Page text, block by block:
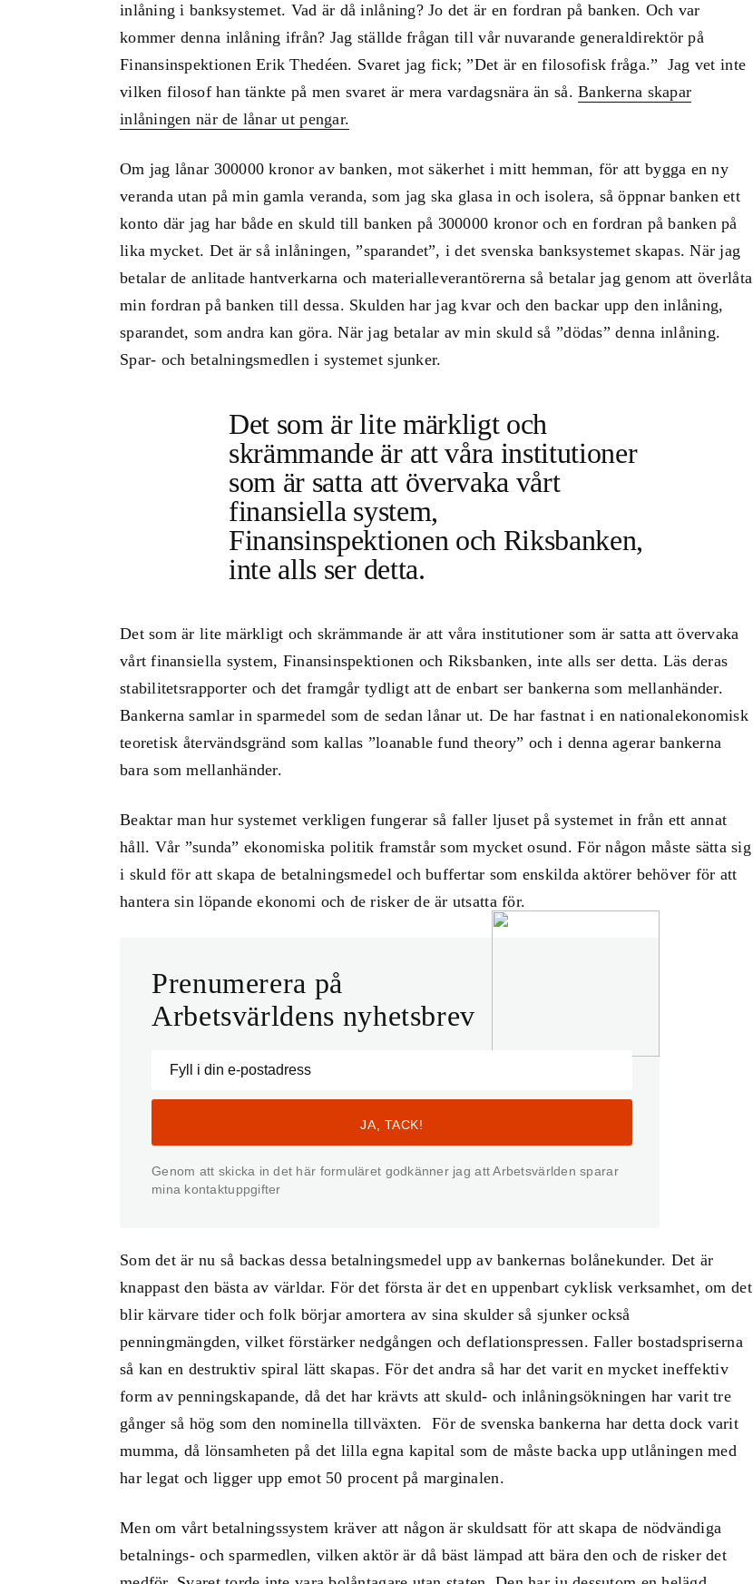
inlåning i banksystemet. Vad är då inlåning? Jo det är en fordran på banken. Och var
kommer denna inlåning ifrån? Jag ställde frågan till vår nuvarande generaldirektör på
Finansinspektionen Erik Thedéen. Svaret jag fick; ”Det är en filosofisk fråga.” Jag vet inte
vilken filosof han tänkte på men svaret är mera vardagsnära än så.Bankerna skapar
inlåningen när de lånar ut pengar.
Om jag lånar 300000 kronor av banken, mot säkerhet i mitt hemman, för att bygga en ny
veranda utan på min gamla veranda, som jag ska glasa in och isolera, så öppnar banken ett
konto där jag har både en skuld till banken på 300000 kronor och en fordran på banken på
lika mycket. Det är så inlåningen, ”sparandet”, i det svenska banksystemet skapas. När jag
betalar de anlitade hantverkarna och materialleverantörerna så betalar jag genom att överlåta
min fordran på banken till dessa. Skulden har jag kvar och den backar upp den inlåning,
sparandet, som andra kan göra. När jag betalar av min skuld så ”dödas” denna inlåning.
Spar- och betalningsmedlen i systemet sjunker.
Det som är lite märkligt och
skrämmande är att våra institutioner
som är satta att övervaka vårt
finansiella system,
Finansinspektionen och Riksbanken,
inte alls ser detta.
Det som är lite märkligt och skrämmande är att våra institutioner som är satta att övervaka
vårt finansiella system, Finansinspektionen och Riksbanken, inte alls ser detta. Läs deras
stabilitetsrapporter och det framgår tydligt att de enbart ser bankerna som mellanhänder.
Bankerna samlar in sparmedel som de sedan lånar ut. De har fastnat i en nationalekonomisk
teoretisk återvändsgränd som kallas ”loanable fund theory” och i denna agerar bankerna
bara som mellanhänder.
Beaktar man hur systemet verkligen fungerar så faller ljuset på systemet in från ett annat
håll. Vår ”sunda” ekonomiska politik framstår som mycket osund. För någon måste sätta sig
i skuld för att skapa de betalningsmedel och buffertar som enskilda aktörer behöver för att
hantera sin löpande ekonomi och de risker de är utsatta för.
Prenumerera på
Arbetsvärldens nyhetsbrev
Genom att skicka in det här formuläret godkänner jag att Arbetsvärlden sparar
mina kontaktuppgifter
Som det är nu så backas dessa betalningsmedel upp av bankernas bolånekunder. Det är
knappast den bästa av världar. För det första är det en uppenbart cyklisk verksamhet, om det
blir kärvare tider och folk börjar amortera av sina skulder så sjunker också
penningmängden, vilket förstärker nedgången och deflationspressen. Faller bostadspriserna
så kan en destruktiv spiral lätt skapas. För det andra så har det varit en mycket ineffektiv
form av penningskapande, då det har krävts att skuld- och inlåningsökningen har varit tre
gånger så hög som den nominella tillväxten. För de svenska bankerna har detta dock varit
mumma, då lönsamheten på det lilla egna kapital som de måste backa upp utlåningen med
har legat och ligger upp emot 50 procent på marginalen.
Men om vårt betalningssystem kräver att någon är skuldsatt för att skapa de nödvändiga
betalnings- och sparmedlen, vilken aktör är då bäst lämpad att bära den och de risker det